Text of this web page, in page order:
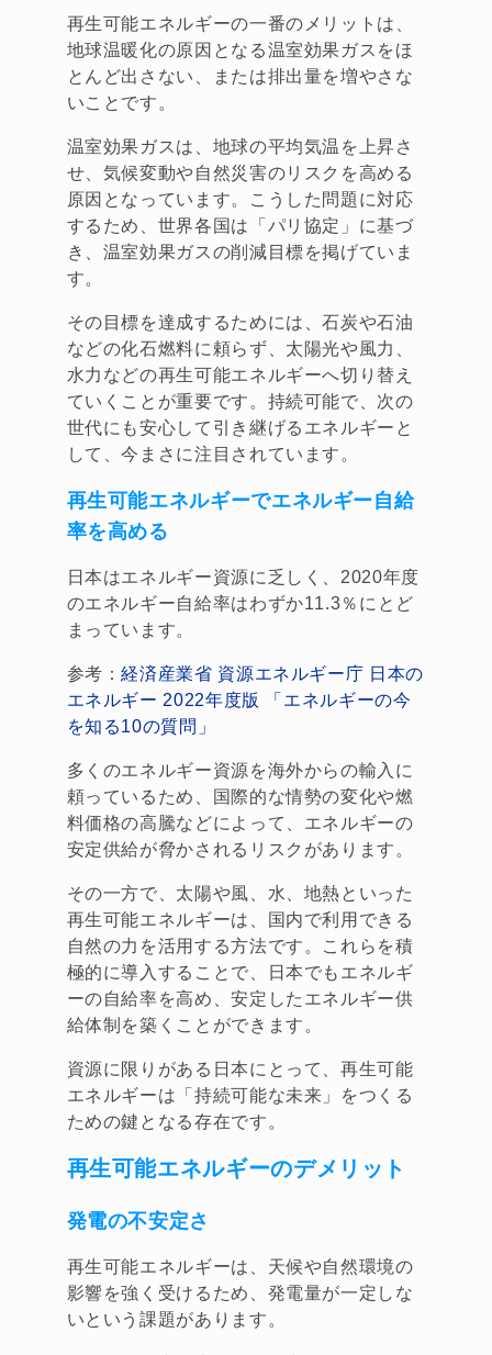
再生可能エネルギーの一番のメリットは、
地球温暖化の原因となる温室効果ガスをほ
とんど出さない、または排出量を増やさな
いことです。
温室効果ガスは、地球の平均気温を上昇さ
せ、気候変動や自然災害のリスクを高める
原因となっています。こうした問題に対応
するため、世界各国は「パリ協定」に基づ
き、温室効果ガスの削減目標を掲げていま
す。
その目標を達成するためには、石炭や石油
などの化石燃料に頼らず、太陽光や風力、
水力などの再生可能エネルギーへ切り替え
ていくことが重要です。持続可能で、次の
世代にも安心して引き継げるエネルギーと
して、今まさに注目されています。
再生可能エネルギーでエネルギー自給
率を高める
日本はエネルギー資源に乏しく、2020年度
のエネルギー自給率はわずか11.3％にとど
まっています。
参考：経済産業省 資源エネルギー庁 日本の
エネルギー 2022年度版 「エネルギーの今
を知る10の質問」
多くのエネルギー資源を海外からの輸入に
頼っているため、国際的な情勢の変化や燃
料価格の高騰などによって、エネルギーの
安定供給が脅かされるリスクがあります。
その一方で、太陽や風、水、地熱といった
再生可能エネルギーは、国内で利用できる
自然の力を活用する方法です。これらを積
極的に導入することで、日本でもエネルギ
ーの自給率を高め、安定したエネルギー供
給体制を築くことができます。
資源に限りがある日本にとって、再生可能
エネルギーは「持続可能な未来」をつくる
ための鍵となる存在です。
再生可能エネルギーのデメリット
発電の不安定さ
再生可能エネルギーは、天候や自然環境の
影響を強く受けるため、発電量が一定しな
いという課題があります。